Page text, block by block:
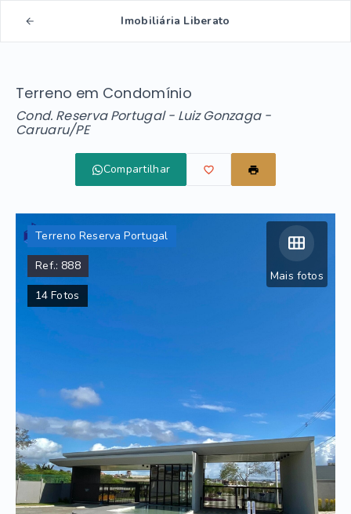
Imobiliária Liberato
Terreno em Condomínio
Cond. Reserva Portugal - Luiz Gonzaga -
Caruaru/PE
Compartilhar
Mais fotos
Terreno Reserva Portugal
Ref.: 888
14 Fotos